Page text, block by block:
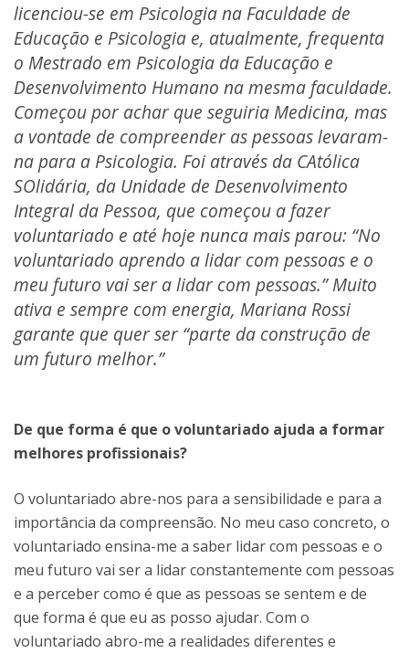
licenciou-se em Psicologia na Faculdade de
Educação e Psicologia e, atualmente, frequenta
o Mestrado em Psicologia da Educação e
Desenvolvimento Humano na mesma faculdade.
Começou por achar que seguiria Medicina, mas
a vontade de compreender as pessoas levaram-
na para a Psicologia. Foi através da CAtólica
SOlidária, da Unidade de Desenvolvimento
Integral da Pessoa, que começou a fazer
voluntariado e até hoje nunca mais parou: “No
voluntariado aprendo a lidar com pessoas e o
meu futuro vai ser a lidar com pessoas.” Muito
ativa e sempre com energia, Mariana Rossi
garante que quer ser “parte da construção de
um futuro melhor.”
De que forma é que o voluntariado ajuda a formar
melhores profissionais?
O voluntariado abre-nos para a sensibilidade e para a
importância da compreensão. No meu caso concreto, o
voluntariado ensina-me a saber lidar com pessoas e o
meu futuro vai ser a lidar constantemente com pessoas
e a perceber como é que as pessoas se sentem e de
que forma é que eu as posso ajudar. Com o
voluntariado abro-me a realidades diferentes e